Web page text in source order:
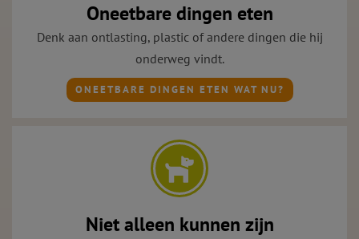
Oneetbare dingen eten
Denk aan ontlasting, plastic of andere dingen die hij
onderweg vindt.
ONEETBARE DINGEN ETEN WAT NU?
Niet alleen kunnen zijn